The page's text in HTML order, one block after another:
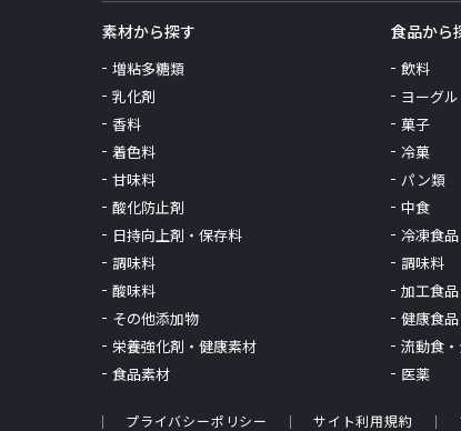
素材から探す
増粘多糖類
乳化剤
香料
着色料
甘味料
酸化防止剤
日持向上剤・保存料
調味料
酸味料
その他添加物
栄養強化剤・健康素材
食品素材
食品から
飲料
ヨーグ
菓子
冷菓
パン類
中食
冷凍食品
調味料
加工食
健康食品
流動食
医薬
プライバシーポリシー サイト利用規約